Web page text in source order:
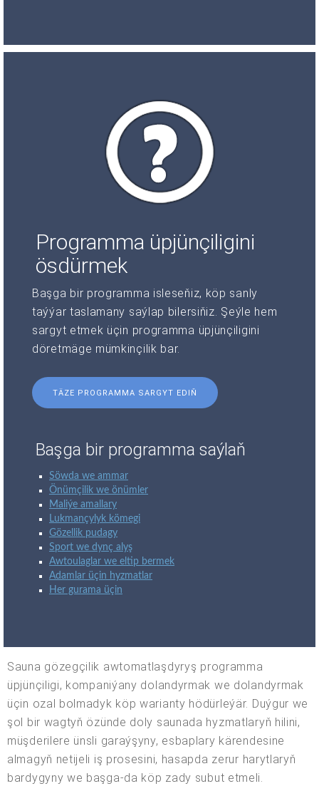
Programma üpjünçiligini
ösdürmek
Başga bir programma isleseňiz, köp sanly
taýýar taslamany saýlap bilersiňiz. Şeýle hem
sargyt etmek üçin programma üpjünçiligini
döretmäge mümkinçilik bar.
TÄZE PROGRAMMA SARGYT EDIŇ
Başga bir programma saýlaň
Söwda we ammar
Önümçilik we önümler
Maliýe amallary
Lukmançylyk kömegi
Gözellik pudagy
Sport we dynç alyş
Awtoulaglar we eltip bermek
Adamlar üçin hyzmatlar
Her gurama üçin
Sauna gözegçilik awtomatlaşdyryş programma
üpjünçiligi, kompaniýany dolandyrmak we dolandyrmak
üçin ozal bolmadyk köp warianty hödürleýär. Duýgur we
şol bir wagtyň özünde doly saunada hyzmatlaryň hilini,
müşderilere ünsli garaýşyny, esbaplary kärendesine
almagyň netijeli iş prosesini, hasapda zerur harytlaryň
bardygyny we başga-da köp zady subut etmeli.